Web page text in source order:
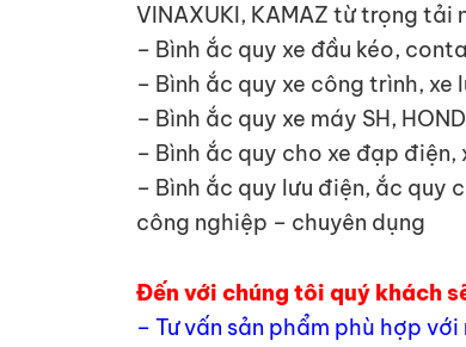
VINAXUKI, KAMAZ từ trọng
– Bình ắc quy xe đầu kéo,
– Bình ắc quy xe công trình,
– Bình ắc quy xe máy SH,
– Bình ắc quy cho xe đạp
– Bình ắc quy lưu điện, ắc quy
công nghiệp – chuyên dụng
Đến với chúng tôi quý khách
– Tư vấn sản phẩm phù hợp với